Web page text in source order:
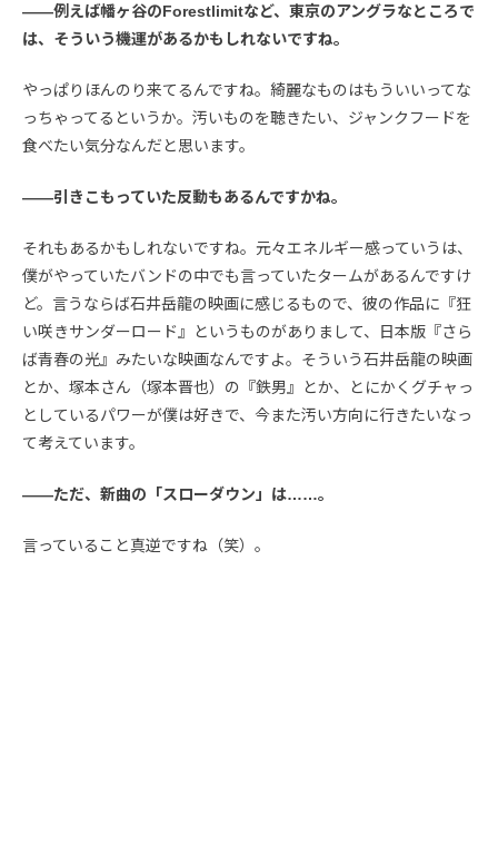
――例えば幡ヶ谷のForestlimitなど、東京のアングラなところで
は、そういう機運があるかもしれないですね。
やっぱりほんのり来てるんですね。綺麗なものはもういいってな
っちゃってるというか。汚いものを聴きたい、ジャンクフードを
食べたい気分なんだと思います。
――引きこもっていた反動もあるんですかね。
それもあるかもしれないですね。元々エネルギー感っていうは、
僕がやっていたバンドの中でも言っていたタームがあるんですけ
ど。言うならば石井岳龍の映画に感じるもので、彼の作品に『狂
い咲きサンダーロード』というものがありまして、日本版『さら
ば青春の光』みたいな映画なんですよ。そういう石井岳龍の映画
とか、塚本さん（塚本晋也）の『鉄男』とか、とにかくグチャっ
としているパワーが僕は好きで、今また汚い方向に行きたいなっ
て考えています。
――ただ、新曲の「スローダウン」は……。
言っていること真逆ですね（笑）。